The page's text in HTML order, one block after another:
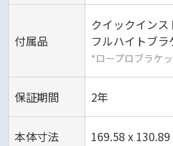
付属品
クイックイン
フルハイトブラ
*ロープロブラケ
保証期間 2年
本体寸法 169.58 x